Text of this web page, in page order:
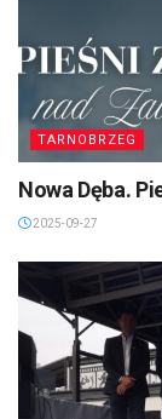
TARNOBRZEG
Nowa Dęba.
2025-09-27